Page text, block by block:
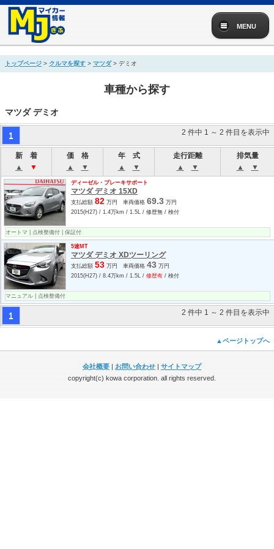
MENU
トップページ > クルマを探す > マツダ> デミオ
車種から探す
マツダ デミオ
1 2 件中 1 ～ 2 件目を表示中
新 着
▲
▼
価 格
▲
▼
年 式
▲
▼
走行距離
▲
▼
排気量
▲
▼
ディーゼル・ブレーキサポート
マツダ デミオ 15XD
支払総額 82 万円 車両価格 69.3 万円
2015(H27) / 1.4万km / 1.5L / 修歴無 / 検付
オートマ | 点検整備付 | 保証付
5速MT
マツダ デミオ XDツーリング
支払総額 53 万円 車両価格 43 万円
2015(H27) / 8.4万km / 1.5L / 修歴有 / 検付
マニュアル | 点検整備付
1 2 件中 1 ～ 2 件目を表示中
▲ページトップへ
会社概要 | お問い合わせ | サイトマップ
copyright(c) kowa corporation. all rights reserved.